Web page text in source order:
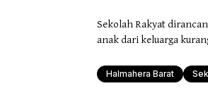
Sekolah Rakyat
anak dari keluarga
Halmahera Barat